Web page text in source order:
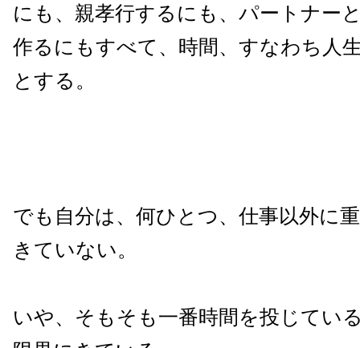
にも、親孝行するにも、パートナー
作るにもすべて、時間、すなわち人
とする。
でも自分は、何ひとつ、仕事以外に
きていない。
いや、そもそも一番時間を投じてい